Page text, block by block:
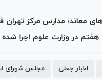
معاند؛ مدارس مرکز تهران
اخبار جعلی مجلس شورای